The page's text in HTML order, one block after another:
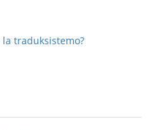
la traduksistemo?